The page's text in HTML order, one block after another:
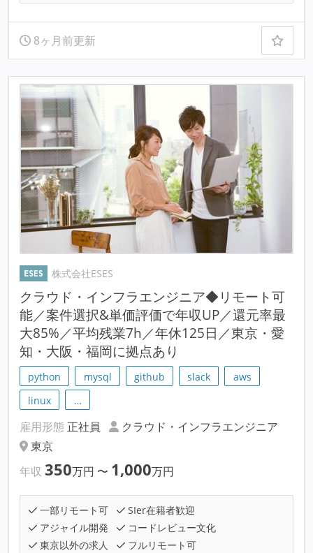
8ヶ月前更新
株式会社ESES
クラウド・インフラエンジニア◆リモート可
能／案件選択&単価評価で年収UP／還元率最
大85%／平均残業7h／年休125日／東京・愛
知・大阪・福岡に拠点あり
python mysql github slack
aws
linux
…
雇用形態 正社員
クラウド・インフラエンジニア
東京
年収 350万円 〜 1,000万円
一部リモート可
SIer在籍者歓迎
アジャイル開発
コードレビュー文化
東京以外の求人
フルリモート可